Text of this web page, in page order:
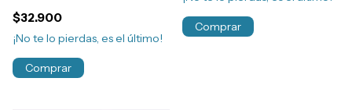
Art.1810
$32.900
¡No te lo pierdas, es el último!
Comprar
Comprar